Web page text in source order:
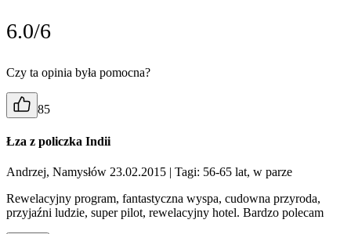
6.0/6
Czy ta opinia była pomocna?
85
Łza z policzka Indii
Andrzej, Namysłów 23.02.2015 | Tagi: 56-65 lat, w parze
Rewelacyjny program, fantastyczna wyspa, cudowna przyroda,
przyjaźni ludzie, super pilot, rewelacyjny hotel. Bardzo polecam